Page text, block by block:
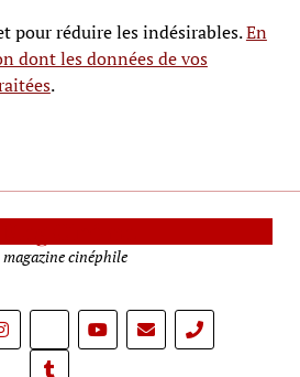
pour réduire les indésirables.En
dont les données de vos
.
magazine cinéphile
phone